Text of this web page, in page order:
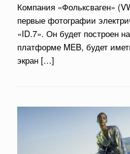
Компания «Фольксваген»
первые фотографии
«ID.7». Он будет построен
платформе MEB, будет
экран […]